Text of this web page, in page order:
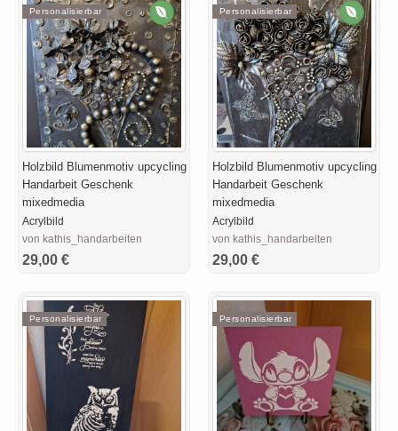
Personalisierbar
Holzbild Blumenmotiv upcycling
Handarbeit Geschenk
mixedmedia
Acrylbild
von kathis_handarbeiten
29,00 €
Personalisierbar
Holzbild Blumenmotiv upcycling
Handarbeit Geschenk
mixedmedia
Acrylbild
von kathis_handarbeiten
29,00 €
Personalisierbar Personalisierbar